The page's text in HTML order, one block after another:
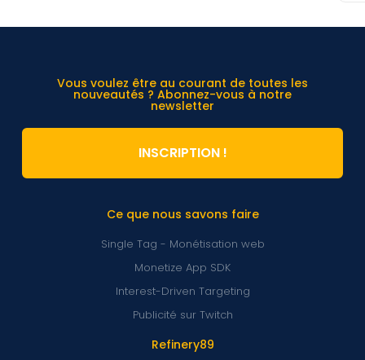
Refinery89
Ce que nous savons faire
Single Tag - Monétisation web
Monetize App SDK
Interest-Driven Targeting
Publicité sur Twitch
Vous voulez être au courant de toutes les
nouveautés ? Abonnez-vous à notre
newsletter
INSCRIPTION !